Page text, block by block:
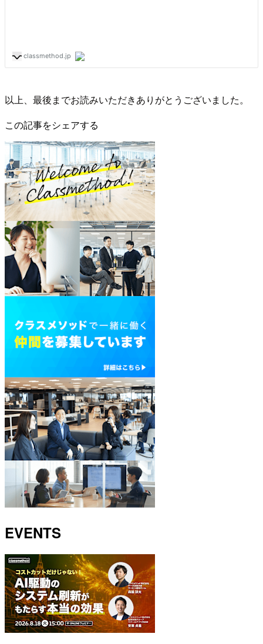
以上、最後までお読みいただきありがとうございました。
この記事をシェアする
EVENTS